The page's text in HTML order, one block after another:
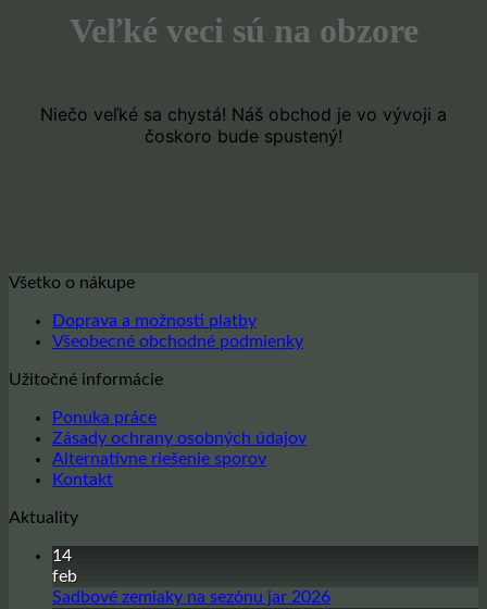
Veľké veci sú na obzore
Niečo veľké sa chystá! Náš obchod je vo vývoji a
čoskoro bude spustený!
Všetko o nákupe
Doprava a možnosti platby
Všeobecné obchodné podmienky
Užitočné informácie
Ponuka práce
Zásady ochrany osobných údajov
Alternatívne riešenie sporov
Kontakt
Aktuality
14
feb
Sadbové zemiaky na sezónu jar 2026Žiadne